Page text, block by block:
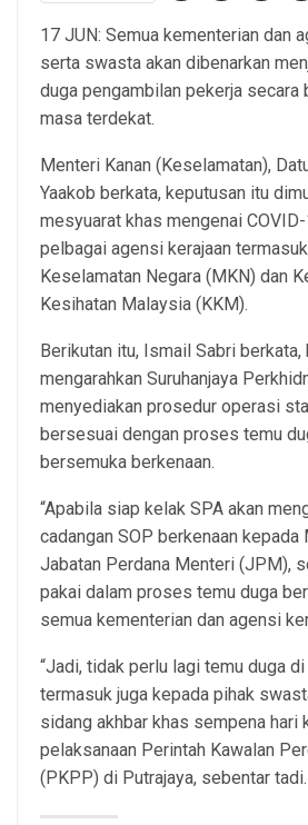
17 JUN: Semua kementerian dan
serta swasta akan dibenarkan
duga pengambilan pekerja secara
masa terdekat.
Menteri Kanan (Keselamatan),
Yaakob berkata, keputusan itu
mesyuarat khas mengenai
pelbagai agensi kerajaan
Keselamatan Negara (MKN) dan
Kesihatan Malaysia (KKM).
Berikutan itu, Ismail Sabri berkata,
mengarahkan Suruhanjaya
menyediakan prosedur operasi
bersesuai dengan proses temu
bersemuka berkenaan.
“Apabila siap kelak SPA akan
cadangan SOP berkenaan kepada
Jabatan Perdana Menteri (JPM),
pakai dalam proses temu duga
semua kementerian dan agensi
“Jadi, tidak perlu lagi temu duga
termasuk juga kepada pihak
sidang akhbar khas sempena hari
pelaksanaan Perintah Kawalan
(PKPP) di Putrajaya, sebentar tadi.